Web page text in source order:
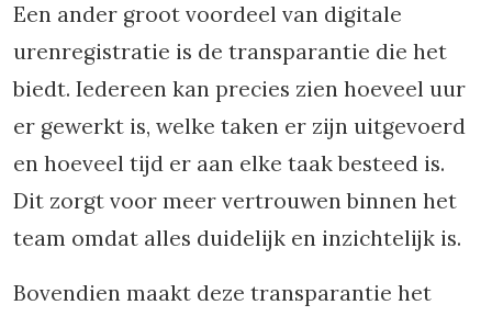
Een ander groot voordeel van digitale
urenregistratie is de transparantie die het
biedt. Iedereen kan precies zien hoeveel uur
er gewerkt is, welke taken er zijn uitgevoerd
en hoeveel tijd er aan elke taak besteed is.
Dit zorgt voor meer vertrouwen binnen het
team omdat alles duidelijk en inzichtelijk is.
Bovendien maakt deze transparantie het